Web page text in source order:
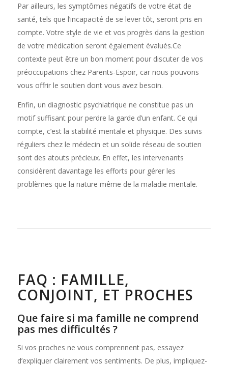
Par ailleurs, les symptômes négatifs de votre état de
santé, tels que l’incapacité de se lever tôt, seront pris en
compte. Votre style de vie et vos progrès dans la gestion
de votre médication seront également évalués.Ce
contexte peut être un bon moment pour discuter de vos
préoccupations chez Parents-Espoir, car nous pouvons
vous offrir le soutien dont vous avez besoin.
Enfin, un diagnostic psychiatrique ne constitue pas un
motif suffisant pour perdre la garde d’un enfant. Ce qui
compte, c’est la stabilité mentale et physique. Des suivis
réguliers chez le médecin et un solide réseau de soutien
sont des atouts précieux. En effet, les intervenants
considèrent davantage les efforts pour gérer les
problèmes que la nature même de la maladie mentale.
FAQ : FAMILLE,
CONJOINT, ET PROCHES
Que faire si ma famille ne comprend
pas mes difficultés ?
Si vos proches ne vous comprennent pas, essayez
d’expliquer clairement vos sentiments. De plus, impliquez-